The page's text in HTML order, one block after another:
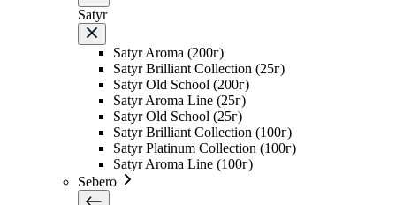
Satyr
Satyr Aroma (200г)
Satyr Brilliant Collection (25г)
Satyr Old School (200г)
Satyr Aroma Line (25г)
Satyr Old School (25г)
Satyr Brilliant Collection (100г)
Satyr Platinum Collection (100г)
Satyr Aroma Line (100г)
Sebero